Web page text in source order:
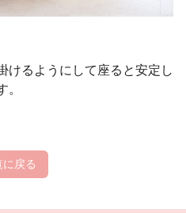
けるようにして座ると安定し
。
に戻る